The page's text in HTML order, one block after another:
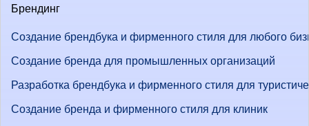
Брендинг
Создание брендбука и фирменного стиля для любого
Создание бренда для промышленных организаций
Разработка брендбука и фирменного стиля для
Создание бренда и фирменного стиля для клиник